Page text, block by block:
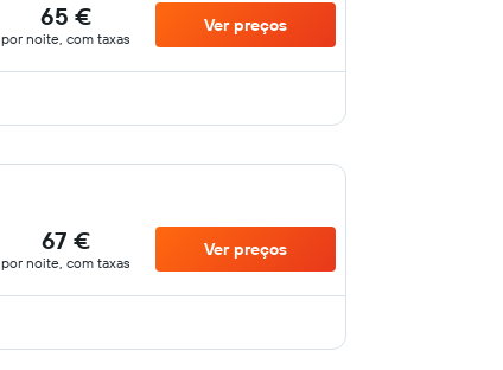
65 €
por noite, com taxas
Ver preços
67 €
por noite, com taxas
Ver preços